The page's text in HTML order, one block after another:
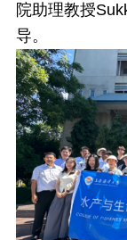
院助理教授
导。